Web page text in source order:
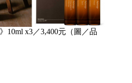
10ml x3／3,400元（圖／品